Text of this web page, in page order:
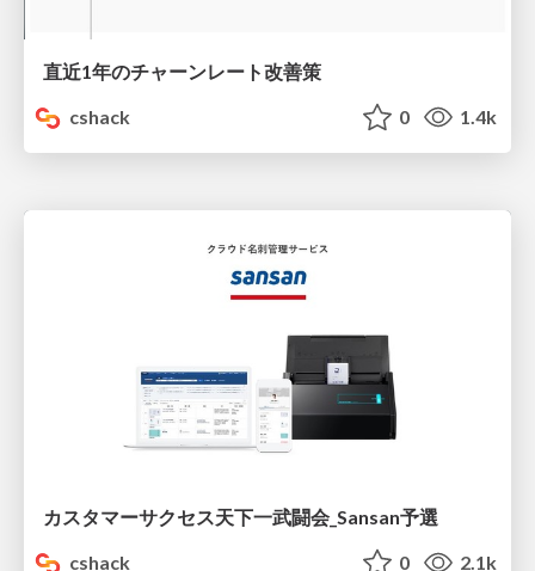
直近1年のチャーンレート改善策
cshack
0 1.4k
カスタマーサクセス天下一武闘会_Sansan予選
cshack
0 2.1k